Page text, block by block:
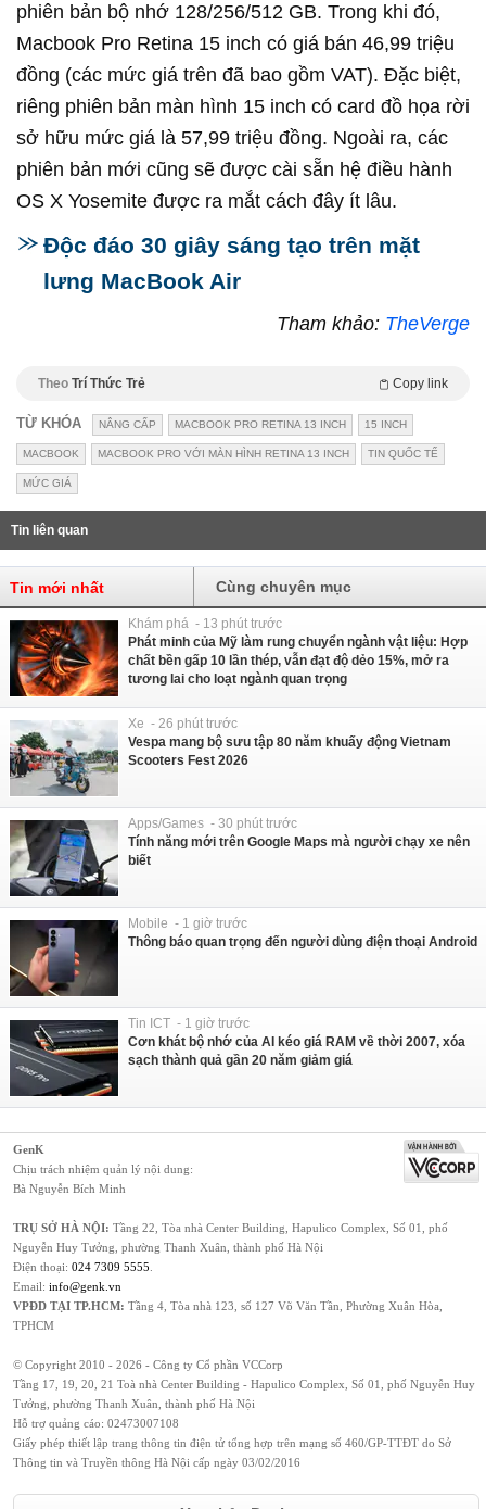
phiên bản bộ nhớ 128/256/512 GB. Trong khi đó,
Macbook Pro Retina 15 inch có giá bán 46,99 triệu
đồng (các mức giá trên đã bao gồm VAT). Đặc biệt,
riêng phiên bản màn hình 15 inch có card đồ họa rời
sở hữu mức giá là 57,99 triệu đồng. Ngoài ra, các
phiên bản mới cũng sẽ được cài sẵn hệ điều hành
OS X Yosemite được ra mắt cách đây ít lâu.
Độc đáo 30 giây sáng tạo trên mặt
lưng MacBook Air
Tham khảo: TheVerge
Theo Trí Thức Trẻ Copy link
TỪ KHÓA NÂNG CẤP MACBOOK PRO RETINA 13 INCH 15 INCH
MACBOOK MACBOOK PRO VỚI MÀN HÌNH RETINA 13 INCH TIN QUỐC TẾ
MỨC GIÁ
Tin liên quan
Tin mới nhất Cùng chuyên mục
Khám phá - 13 phút trước
Phát minh của Mỹ làm rung chuyển ngành vật liệu: Hợp
chất bền gấp 10 lần thép, vẫn đạt độ dẻo 15%, mở ra
tương lai cho loạt ngành quan trọng
Xe - 26 phút trước
Vespa mang bộ sưu tập 80 năm khuấy động Vietnam
Scooters Fest 2026
Apps/Games - 30 phút trước
Tính năng mới trên Google Maps mà người chạy xe nên
biết
Mobile - 1 giờ trước
Thông báo quan trọng đến người dùng điện thoại Android
Tin ICT - 1 giờ trước
Cơn khát bộ nhớ của AI kéo giá RAM về thời 2007, xóa
sạch thành quả gần 20 năm giảm giá
GenK
Chịu trách nhiệm quản lý nội dung:
Bà Nguyễn Bích Minh
TRỤ SỞ HÀ NỘI: Tầng 22, Tòa nhà Center Building, Hapulico Complex, Số 01, phố
Nguyễn Huy Tưởng, phường Thanh Xuân, thành phố Hà Nội
Điện thoại: 024 7309 5555
Email: info@genk.vn
VPĐD TẠI TP.HCM: Tầng 4, Tòa nhà 123, số 127 Võ Văn Tần, Phường Xuân Hòa,
TPHCM
© Copyright 2010 - 2026 - Công ty Cổ phần VCCorp
Tầng 17, 19, 20, 21 Toà nhà Center Building - Hapulico Complex, Số 01, phố Nguyễn Huy
Tưởng, phường Thanh Xuân, thành phố Hà Nội
Hỗ trợ quảng cáo: 02473007108
Giấy phép thiết lập trang thông tin điện tử tổng hợp trên mạng số 460/GP-TTĐT do Sở
Thông tin và Truyền thông Hà Nội cấp ngày 03/02/2016